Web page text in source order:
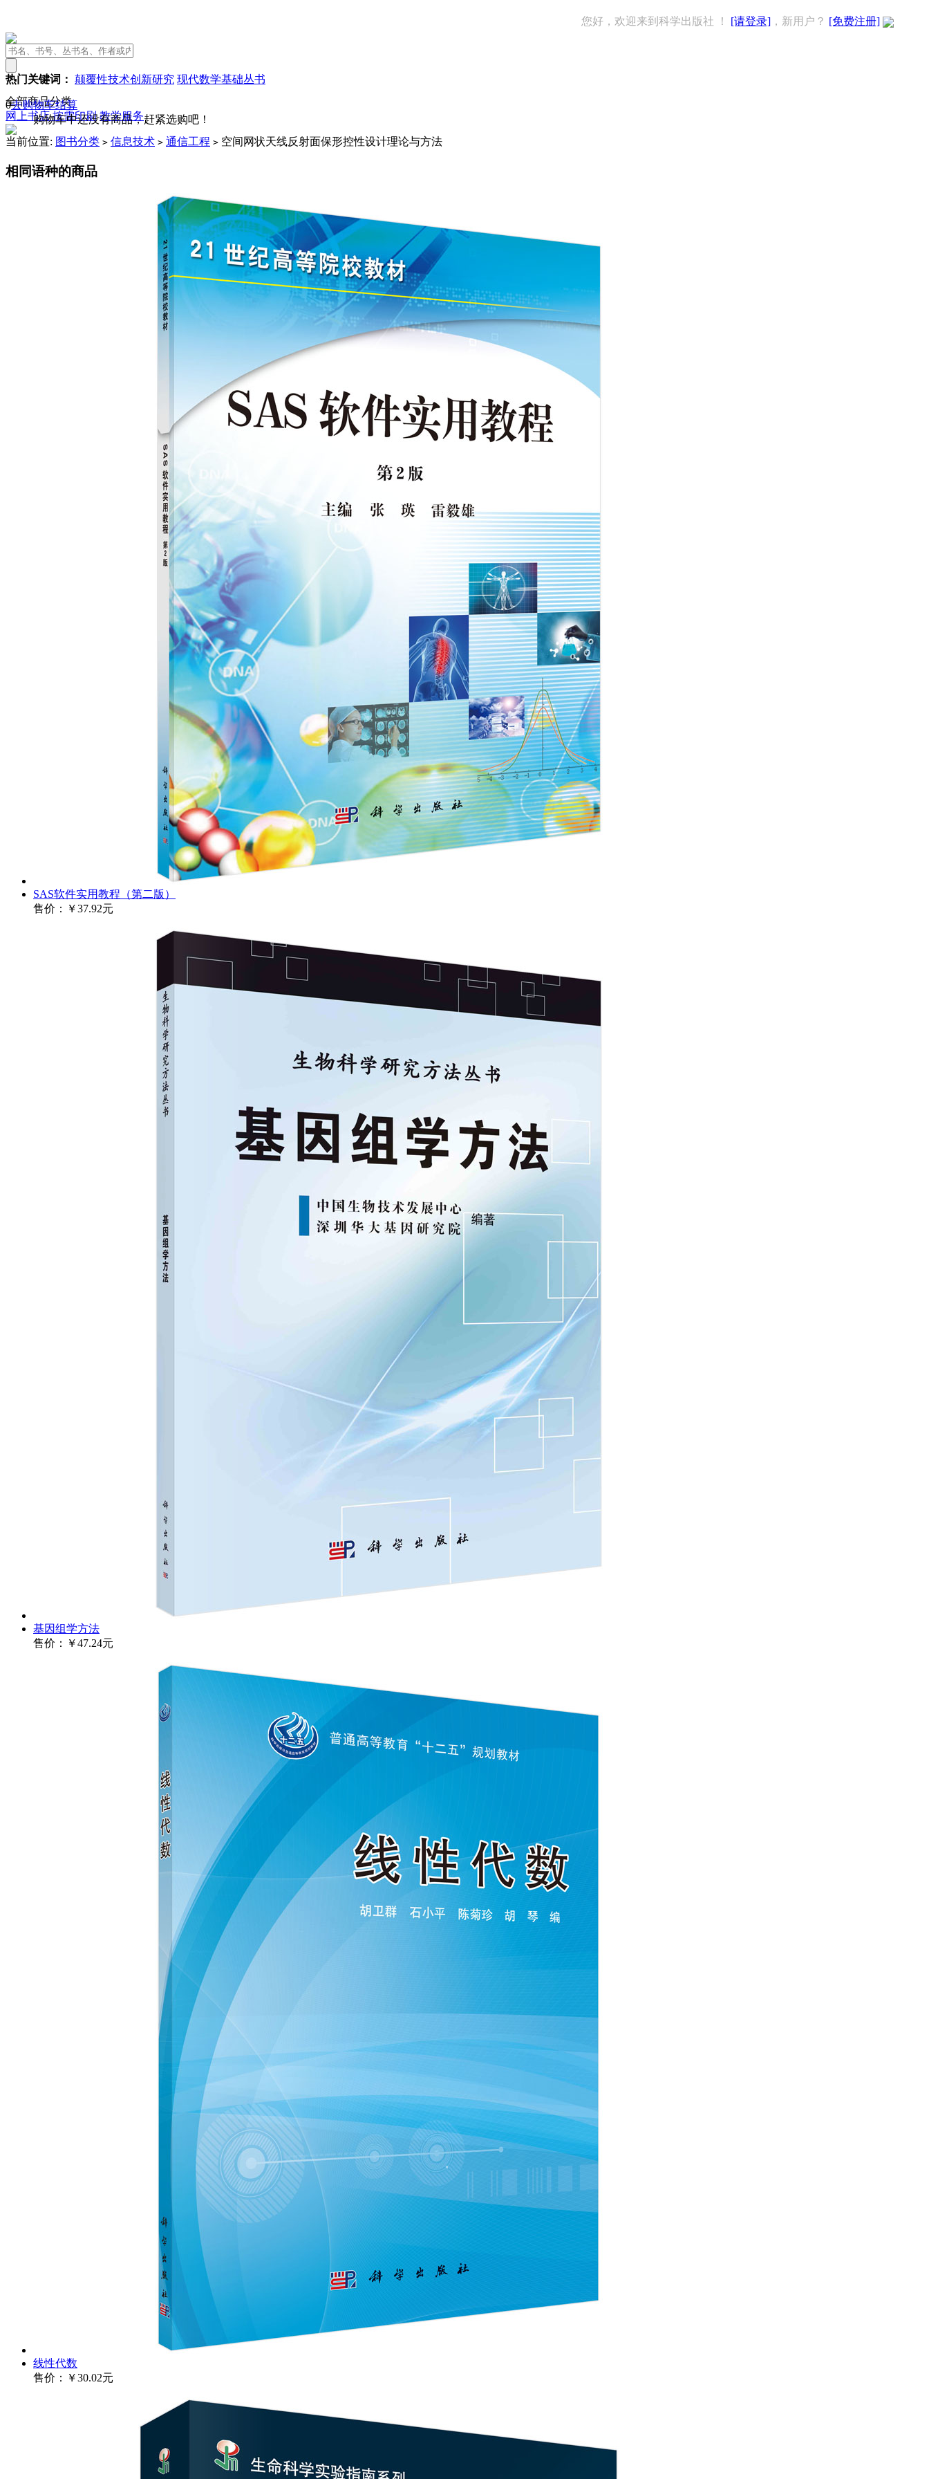
您好，欢迎来到科学出版社 ！ [请登录] ，新用户？ [免费注册]
热门关键词： 颠覆性技术创新研究 现代数学基础丛书
0去购物车结算
购物车中还没有商品，赶紧选购吧！
全部商品分类
网上书店按需印刷 教学服务
当前位置: 图书分类 > 信息技术 > 通信工程 > 空间网状天线反射面保形控性设计理论与方法
相同语种的商品
SAS软件实用教程（第二版）
售价：
￥37.92元
基因组学方法
售价：
￥47.24元
线性代数
售价：
￥30.02元